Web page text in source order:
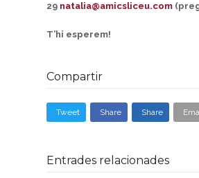
29 natalia@amicsliceu.com
T’hi esperem!
Compartir
Tweet Share Share
Entrades relacionades